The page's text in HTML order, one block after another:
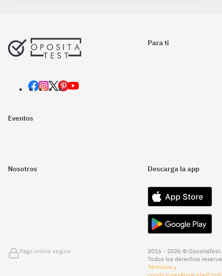
Para ti
Eventos
Nosotros Descarga la app
Pago online seguro
2016 - 2026 © OpositaTest.
Todos los derechos
Términos y